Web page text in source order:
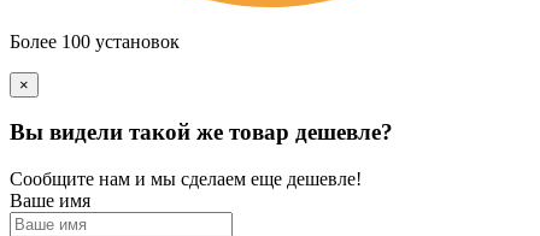
Более 100 установок
×
Вы видели такой же товар дешевле?
Сообщите нам и мы сделаем еще дешевле!
Ваше имя